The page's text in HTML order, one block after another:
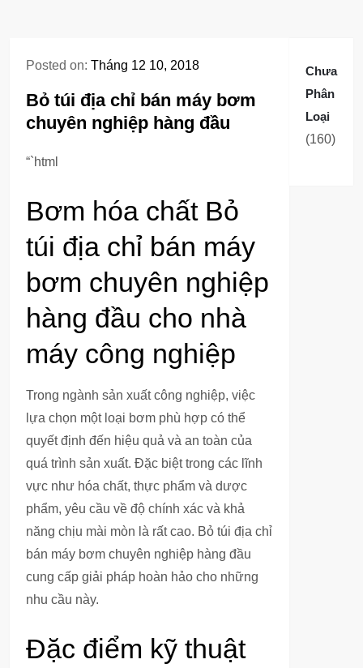
Posted on: Tháng 12 10, 2018
Bỏ túi địa chỉ bán máy bơm
chuyên nghiệp hàng đầu
“`html
Bơm hóa chất Bỏ
túi địa chỉ bán máy
bơm chuyên nghiệp
hàng đầu cho nhà
máy công nghiệp
Trong ngành sản xuất công nghiệp, việc
lựa chọn một loại bơm phù hợp có thể
quyết định đến hiệu quả và an toàn của
quá trình sản xuất. Đặc biệt trong các lĩnh
vực như hóa chất, thực phẩm và dược
phẩm, yêu cầu về độ chính xác và khả
năng chịu mài mòn là rất cao. Bỏ túi địa chỉ
bán máy bơm chuyên nghiệp hàng đầu
cung cấp giải pháp hoàn hảo cho những
nhu cầu này.
Đặc điểm kỹ thuật
Chưa
Phân
Loại
160160